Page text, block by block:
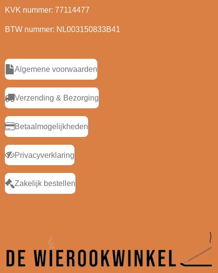
KVK nummer: 77114477
BTW nummer: NL003150833B41
Algemene voorwaarden
Verzending & Bezorging
Betaalmogelijkheden
Privacyverklaring
Zakelijk bestellen